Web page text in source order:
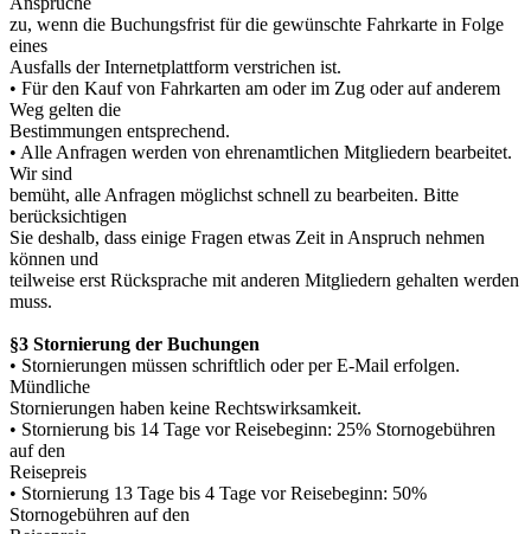
zu, wenn die Buchungsfrist für die gewünschte Fahrkarte in Folge
eines
Ausfalls der Internetplattform verstrichen ist.
• Für den Kauf von Fahrkarten am oder im Zug oder auf anderem
Weg gelten die
Bestimmungen entsprechend.
• Alle Anfragen werden von ehrenamtlichen Mitgliedern bearbeitet.
Wir sind
bemüht, alle Anfragen möglichst schnell zu bearbeiten. Bitte
berücksichtigen
Sie deshalb, dass einige Fragen etwas Zeit in Anspruch nehmen
können und
teilweise erst Rücksprache mit anderen Mitgliedern gehalten werden
muss.
§3 Stornierung der Buchungen
• Stornierungen müssen schriftlich oder per E-Mail erfolgen.
Mündliche
Stornierungen haben keine Rechtswirksamkeit.
• Stornierung bis 14 Tage vor Reisebeginn: 25% Stornogebühren
auf den
Reisepreis
• Stornierung 13 Tage bis 4 Tage vor Reisebeginn: 50%
Stornogebühren auf den